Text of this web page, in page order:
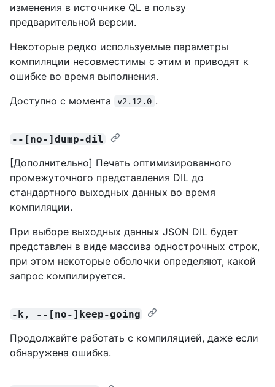
изменения в источнике QL в пользу
предварительной версии.
Некоторые редко используемые параметры
компиляции несовместимы с этим и приводят к
ошибке во время выполнения.
Доступно с момента
v2.12.0 .
--[no-]dump-dil
[Дополнительно] Печать оптимизированного
промежуточного представления DIL до
стандартного выходных данных во время
компиляции.
При выборе выходных данных JSON DIL будет
представлен в виде массива однострочных строк,
при этом некоторые оболочки определяют, какой
запрос компилируется.
-k, --[no-]keep-going
Продолжайте работать с компиляцией, даже если
обнаружена ошибка.